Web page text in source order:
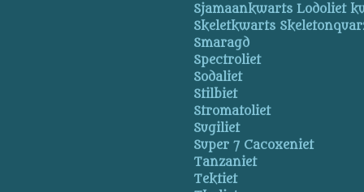
Sjamaankwarts Lodoliet
Skeletkwarts
Smaragd
Spectroliet
Sodaliet
Stilbiet
Stromatoliet
Sugiliet
Super 7 Cacoxeniet
Tanzaniet
Tektiet